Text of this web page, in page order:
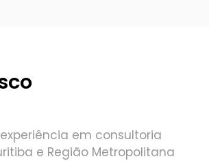
em consultoria
e Região Metropolitana